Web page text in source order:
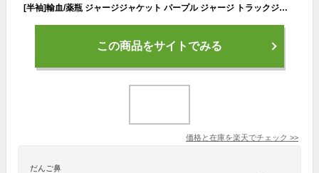
[半袖]輸血/薬瓶 ジャージジャケット パープル ジャージ トラックジャケット ブルゾン 半袖 原宿 韓国 原宿系 ファッション レディース メンズ かわいい 派手カワ サイドライン 刺繍 大きいサイズ ダンス 衣装 ヒップホップ ダンス衣装 個性的 ACDC RAG
この商品をサイトでみる
価格と在庫を楽天でチェック >>
だんご鼻